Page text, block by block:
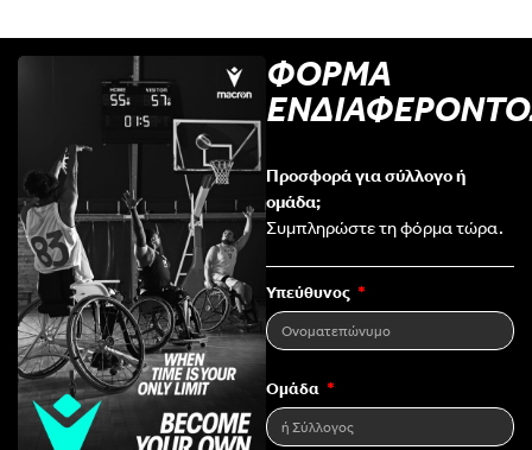
ΦΟΡΜΑ
Προσφορά για σύλλογο ή
ομάδα;
Συμπληρώστε τη φόρμα τώρα.
Υπεύθυνος
Ομάδα